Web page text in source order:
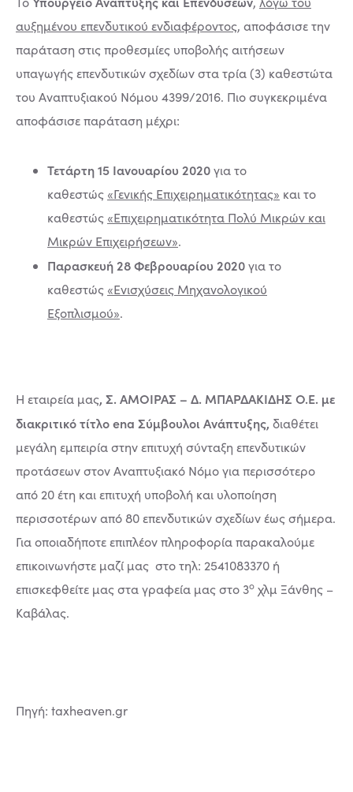
αυξημένου επενδυτικού ενδιαφέροντος, αποφάσισε την
παράταση στις προθεσμίες υποβολής αιτήσεων
υπαγωγής επενδυτικών σχεδίων στα τρία (3) καθεστώτα
του Αναπτυξιακού Νόμου 4399/2016. Πιο συγκεκριμένα
αποφάσισε παράταση μέχρι:
Τετάρτη 15 Ιανουαρίου 2020για το
καθεστώς «Γενικής Επιχειρηματικότητας» και το
καθεστώς «Επιχειρηματικότητα Πολύ Μικρών και
Μικρών Επιχειρήσεων».
Παρασκευή 28 Φεβρουαρίου 2020για το
καθεστώς «Ενισχύσεις Μηχανολογικού
Εξοπλισμού».
Η εταιρεία μας, Σ. ΑΜΟΙΡΑΣ – Δ. ΜΠΑΡΔΑΚΙΔΗΣ Ο.Ε. με
διακριτικό τίτλοena Σύμβουλοι Ανάπτυξης, διαθέτει
μεγάλη εμπειρία στην επιτυχή σύνταξη επενδυτικών
προτάσεων στον Αναπτυξιακό Νόμο για περισσότερο
από 20 έτη και επιτυχή υποβολή και υλοποίηση
περισσοτέρων από 80 επενδυτικών σχεδίων έως σήμερα.
Για οποιαδήποτε επιπλέον πληροφορία παρακαλούμε
επικοινωνήστε μαζί μας στο τηλ: 2541083370 ή
επισκεφθείτε μας στα γραφεία μας στο 3ο χλμ Ξάνθης –
Καβάλας.
Πηγή: taxheaven.gr